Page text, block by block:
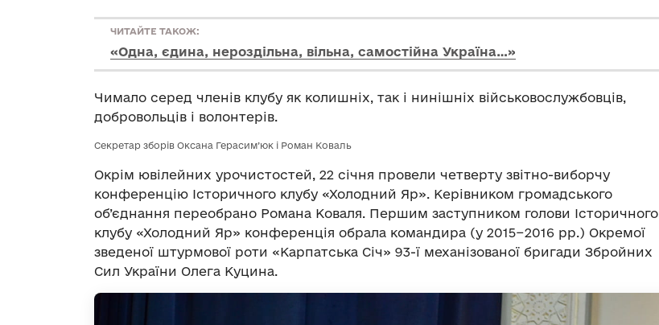
ЧИТАЙТЕ ТАКОЖ:
«Одна, єдина, нероздільна, вільна, самостійна Україна…»
Чимало серед членів клубу як колишніх, так і нинішніх військовослужбовців,
добровольців і волонтерів.
Секретар зборів Оксана Герасим’юк і Роман Коваль
Окрім ювілейних урочистостей, 22 січня провели четверту звітно-виборчу
конференцію Історичного клубу «Холодний Яр». Керівником громадського
об’єднання переобрано Романа Коваля. Першим заступником голови Історичного
клубу «Холодний Яр» конференція обрала командира (у 2015−2016 рр.) Окремої
зведеної штурмової роти «Карпатська Січ» 93-ї механізованої бригади Збройних
Cил України Олега Куцина.